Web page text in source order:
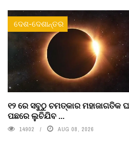
ଦେଶ-ଦେଶାନ୍ତର
୧୨ ରେ ସବୁଠୁ ଚମତ୍କାର ମହାଜାଗତିକ
ପଛରେ ଲୁଚିଯିବ ...
14902 AUG 08, 2026